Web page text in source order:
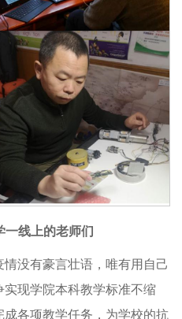
一线上的老师们
没有豪言壮语，唯有用自己
现学院本科教学标准不缩
各项教学任务，为学校的抗